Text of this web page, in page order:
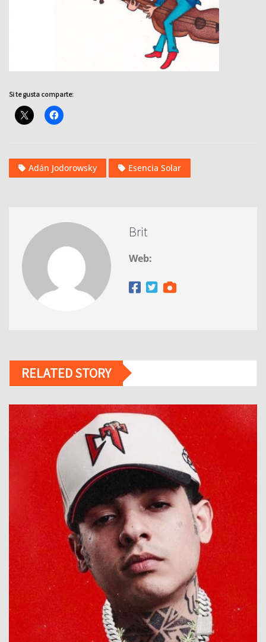
Si te gusta comparte:
Adán Jodorowsky Esencia Solar
Brit
Web:
RELATED STORY